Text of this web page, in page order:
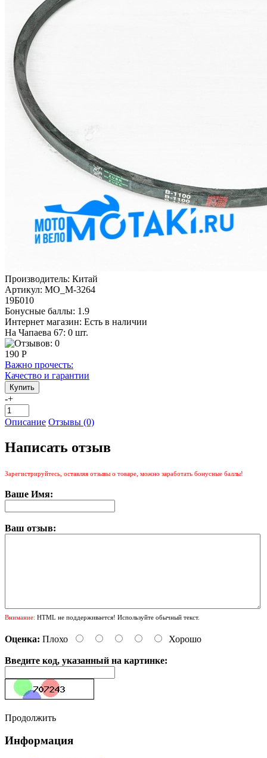
Производитель: Китай
Артикул: MO_M-3264
19Б010
Бонусные баллы: 1.9
Интернет магазин: Есть в наличии
На Чапаева 67: 0 шт.
190 Р
Важно прочесть:
Качество и гарантии
-+
Описание Отзывы (0)
Написать отзыв
Зарегистрируйтесь, оставляя отзывы о товаре, можно заработать бонусные баллы!
Ваше Имя:
Ваш отзыв:
Внимание: HTML не поддерживается! Используйте обычный текст.
Оценка: Плохо Хорошо
Введите код, указанный на картинке:
Продолжить
Информация